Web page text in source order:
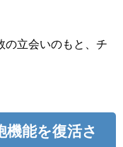
の立会いのもと、チ
能を復活さ